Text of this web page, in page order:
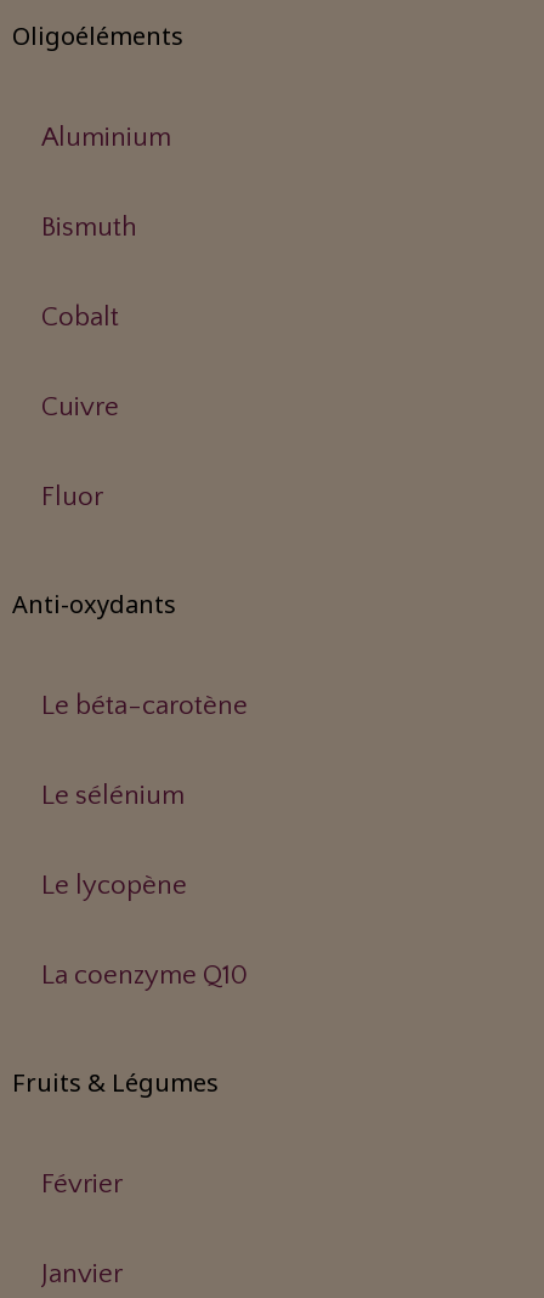
Oligoéléments
Aluminium
Bismuth
Cobalt
Cuivre
Fluor
Anti-oxydants
Le béta-carotène
Le sélénium
Le lycopène
La coenzyme Q10
Fruits & Légumes
Février
Janvier